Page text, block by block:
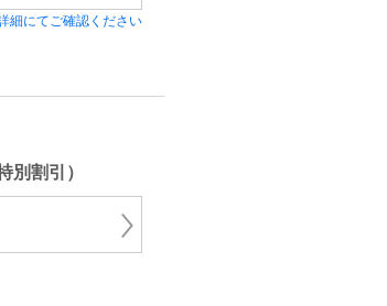
細にてご確認ください
別割引）